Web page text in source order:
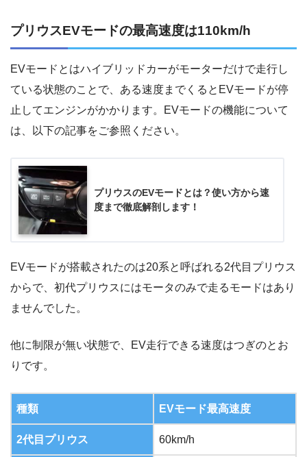
プリウスEVモードの最高速度は110km/h
EVモードとはハイブリッドカーがモーターだけで走行し
ている状態のことで、ある速度までくるとEVモードが停
止してエンジンがかかります。EVモードの機能について
は、以下の記事をご参照ください。
プリウスのEVモードとは？使い方から速
度まで徹底解剖します！
EVモードが搭載されたのは20系と呼ばれる2代目プリウス
からで、初代プリウスにはモータのみで走るモードはあり
ませんでした。
他に制限が無い状態で、EV走行できる速度はつぎのとお
りです。
種類 EVモード最高速度
2代目プリウス 60km/h